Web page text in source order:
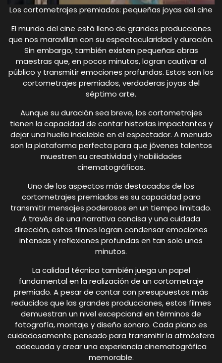
Los cortometrajes premiados: pequeñas joyas del cine
El mundo del cine está lleno de grandes producciones
que nos maravillan con su espectacularidad y duración.
Sin embargo, también existen pequeñas obras
maestras que, en pocos minutos, logran cautivar al
público y transmitir emociones profundas. Estos son los
cortometrajes premiados, verdaderas joyas del
séptimo arte.
Aunque su duración sea breve, los cortometrajes
tienen la capacidad de contar historias impactantes y
dejar una huella indeleble en el espectador. A menudo
son la plataforma perfecta para que jóvenes talentos
muestren su creatividad y habilidades
cinematográficas.
Uno de los aspectos más destacados de los
cortometrajes premiados es su capacidad para
transmitir mensajes poderosos en un tiempo limitado.
A través de una narrativa concisa y una cuidada
dirección, estos filmes logran condensar emociones
intensas y reflexiones profundas en tan solo unos
minutos.
La calidad técnica también juega un papel
fundamental en la realización de un cortometraje
premiado. A pesar de contar con presupuestos más
reducidos que las grandes producciones, estos filmes
demuestran un nivel excepcional en términos de
fotografía, montaje y diseño sonoro. Cada plano es
cuidadosamente pensado para transmitir la atmósfera
adecuada y crear una experiencia cinematográfica
memorable.